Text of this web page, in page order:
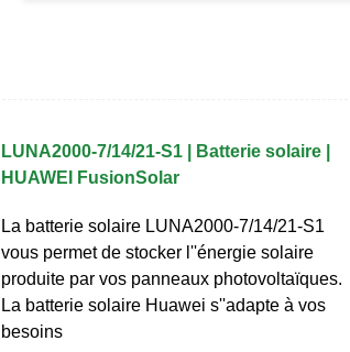
LUNA2000-7/14/21-S1 | Batterie solaire |
HUAWEI FusionSolar
La batterie solaire LUNA2000-7/14/21-S1
vous permet de stocker l''énergie solaire
produite par vos panneaux photovoltaïques.
La batterie solaire Huawei s''adapte à vos
besoins